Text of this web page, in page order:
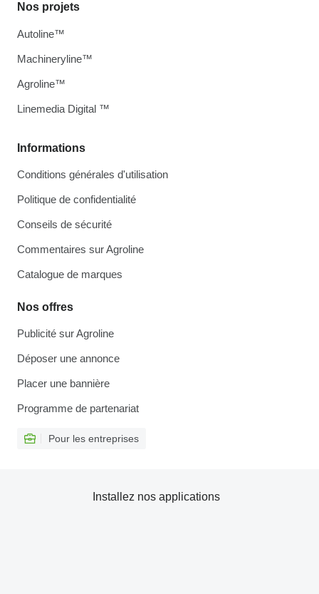
Informations
Conditions générales d'utilisation
Politique de confidentialité
Conseils de sécurité
Commentaires sur Agroline
Catalogue de marques
Nos offres
Publicité sur Agroline
Déposer une annonce
Placer une bannière
Programme de partenariat
Pour les entreprises
Nos projets
Autoline™
Machineryline™
Agroline™
Linemedia Digital ™
Installez nos applications